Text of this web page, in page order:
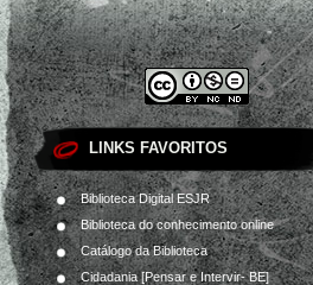
LINKS FAVORITOS
Biblioteca Digital ESJR
Biblioteca do conhecimento online
Catálogo da Biblioteca
Cidadania [Pensar e Intervir- BE]